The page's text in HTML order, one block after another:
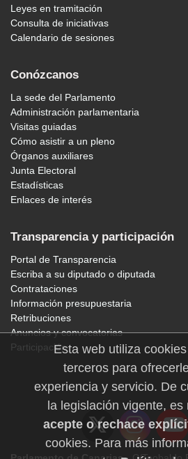
Leyes en tramitación
Consulta de iniciativas
Calendario de sesiones
Conózcanos
La sede del Parlamento
Administración parlamentaria
Visitas guiadas
Cómo asistir a un pleno
Órganos auxiliares
Junta Electoral
Estadísticas
Enlaces de interés
Transparencia y participación
Portal de Transparencia
Escriba a su diputado o diputada
Contrataciones
Información presupuestaria
Retribuciones
Anuncios y convocatorias
ParticipaciónEsta web utiliza
terceros para
experiencia y servicio. De
la legislación vigente,
acepte o rechace
cookies. Para más